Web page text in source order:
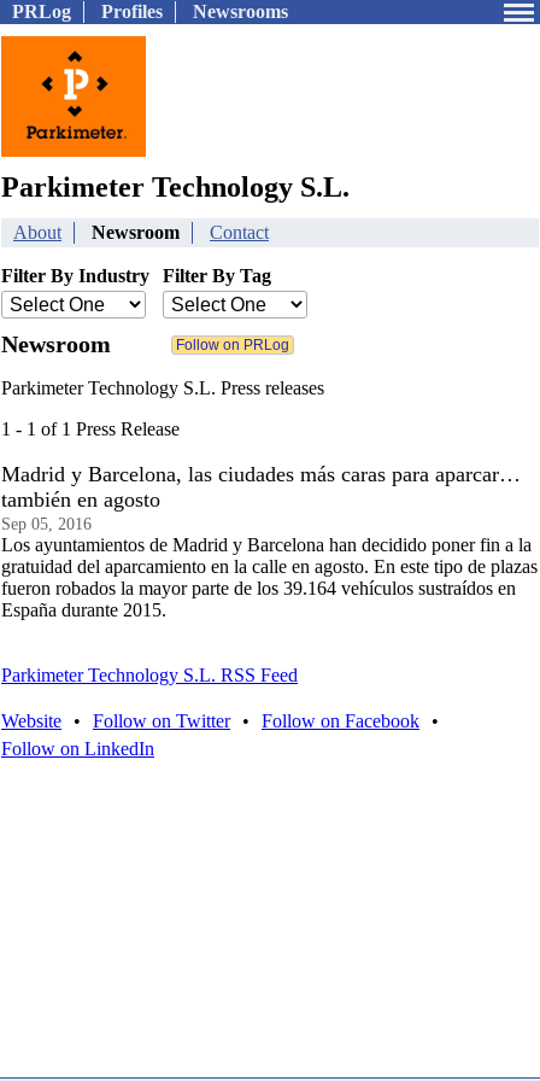
PRLog Profiles Newsrooms
Parkimeter Technology S.L.
About Newsroom Contact
Filter By Industry Filter By Tag
Newsroom
Parkimeter Technology S.L. Press releases
1 - 1 of 1 Press Release
Madrid y Barcelona, las ciudades más caras para aparcar…
también en agosto
Sep 05, 2016
Los ayuntamientos de Madrid y Barcelona han decidido poner fin a la
gratuidad del aparcamiento en la calle en agosto. En este tipo de plazas
fueron robados la mayor parte de los 39.164 vehículos sustraídos en
España durante 2015.
Parkimeter Technology S.L. RSS Feed
Website • Follow on Twitter • Follow on Facebook
•
Follow on LinkedIn